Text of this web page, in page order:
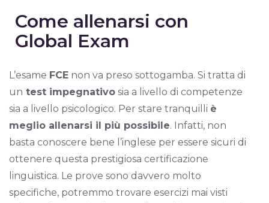
Come allenarsi con
Global Exam
L’esame FCEnon va preso sottogamba. Si tratta di
un test impegnativosia a livello di competenze
sia a livello psicologico. Per stare tranquilli è
meglio allenarsi il più possibile. Infatti, non
basta conoscere bene l’inglese per essere sicuri di
ottenere questa prestigiosa certificazione
linguistica. Le prove sono davvero molto
specifiche, potremmo trovare esercizi mai visti